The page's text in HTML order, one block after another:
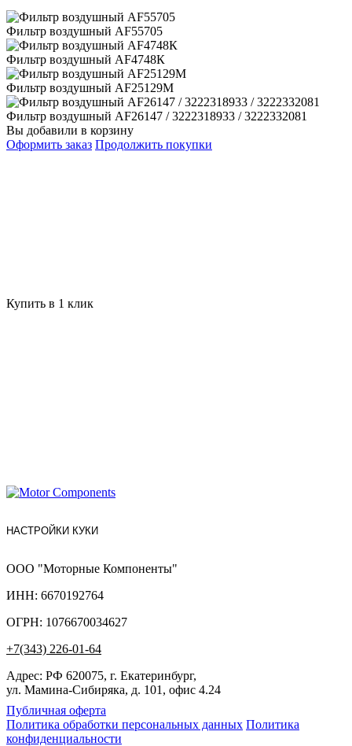
Фильтр воздушный AF55705
Фильтр воздушный AF4748К
Фильтр воздушный AF25129M
Фильтр воздушный AF26147 / 3222318933 / 3222332081
Вы добавили в корзину
Оформить заказ Продолжить покупки
Купить в 1 клик
НАСТРОЙКИ КУКИ
ООО "Моторные Компоненты"
ИНН: 6670192764
ОГРН: 1076670034627
+7(343) 226-01-64
Адрес: РФ 620075, г. Екатеринбург,
ул. Мамина-Сибиряка, д. 101, офис 4.24
Публичная оферта
Политика обработки персональных данных Политика
конфиденциальности